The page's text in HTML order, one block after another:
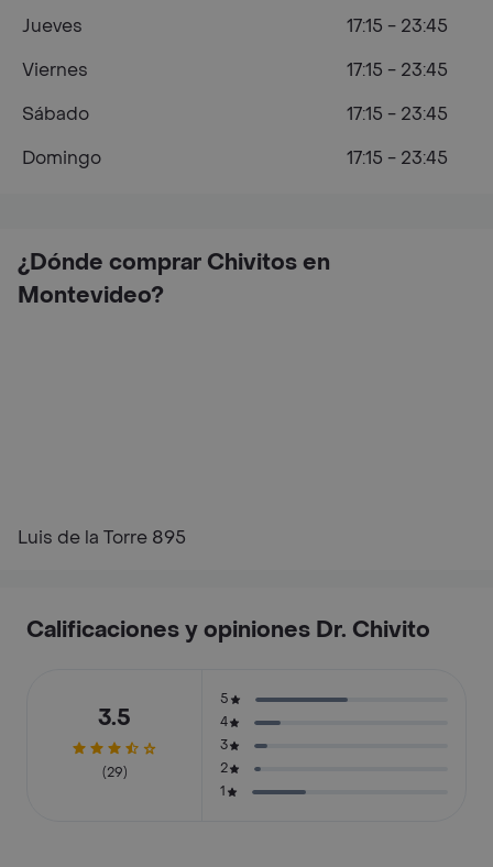
¿Dónde comprar Chivitos en
Montevideo?
Luis de la Torre 895
Jueves
17:15 - 23:45
Viernes
17:15 - 23:45
Sábado
17:15 - 23:45
Domingo
17:15 - 23:45
Calificaciones y opiniones Dr. Chivito
3.5
(29)
5
4
3
2
1